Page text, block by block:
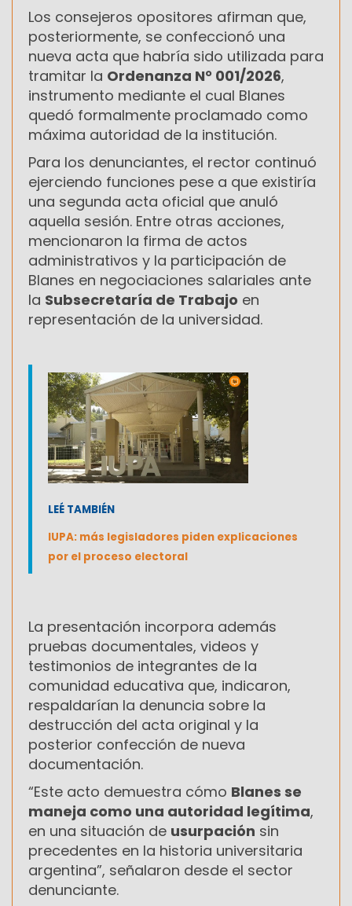
Los consejeros opositores afirman que,
posteriormente, se confeccionó una
nueva acta que habría sido utilizada para
tramitar la Ordenanza N° 001/2026,
instrumento mediante el cual Blanes
quedó formalmente proclamado como
máxima autoridad de la institución.
Para los denunciantes, el rector continuó
ejerciendo funciones pese a que existiría
una segunda acta oficial que anuló
aquella sesión. Entre otras acciones,
mencionaron la firma de actos
administrativos y la participación de
Blanes en negociaciones salariales ante
la Subsecretaría de Trabajo en
representación de la universidad.
LEÉ TAMBIÉN
IUPA: más legisladores piden explicaciones
por el proceso electoral
La presentación incorpora además
pruebas documentales, videos y
testimonios de integrantes de la
comunidad educativa que, indicaron,
respaldarían la denuncia sobre la
destrucción del acta original y la
posterior confección de nueva
documentación.
“Este acto demuestra cómo Blanes se
maneja como una autoridad legítima,
en una situación de usurpación sin
precedentes en la historia universitaria
argentina”, señalaron desde el sector
denunciante.